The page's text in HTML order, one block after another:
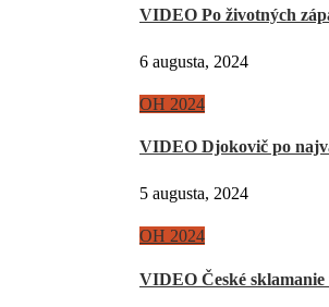
VIDEO Po životných
6 augusta, 2024
OH 2024
VIDEO Djokovič po
5 augusta, 2024
OH 2024
VIDEO České